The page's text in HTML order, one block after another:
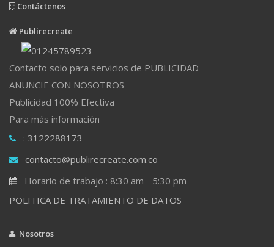
Contáctenos
Publirecreate
Contacto solo para servicios de PUBLICIDAD
ANUNCIE CON NOSOTROS
Publicidad 100% Efectiva
Para más información
: 3122288173
contacto@publirecreate.com.co
Horario de trabajo : 8:30 am - 5:30 pm
POLITICA DE TRATAMIENTO DE DATOS
Nosotros